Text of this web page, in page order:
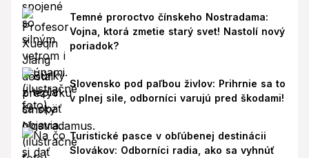
Temné proroctvo čínskeho Nostradama:
Vojna, ktorá zmetie starý svet! Nastolí nový
poriadok?
Slovensko pod paľbou živlov: Prihrnie sa to
v plnej sile, odborníci varujú pred škodami!
Turistické pasce v obľúbenej destinácii
Slovákov: Odborníci radia, ako sa vyhnúť